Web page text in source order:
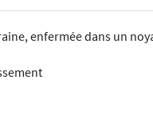
enfermée dans un